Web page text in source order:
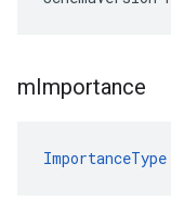
mImportance
ImportanceType